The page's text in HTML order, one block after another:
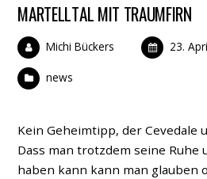
MARTELLTAL MIT TRAUMFIRN
Michi Bückers 23.
news
Kein Geheimtipp, der Cevedale
Dass man trotzdem seine Ruhe
haben kann kann man glauben